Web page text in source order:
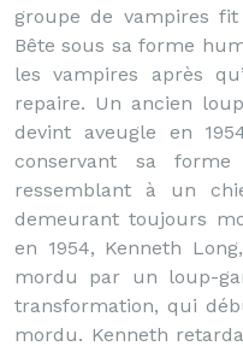
groupe de vampires fit
Bête sous sa forme
les vampires après
repaire. Un ancien
devint aveugle en
conservant sa
ressemblant à un
demeurant toujours
en 1954, Kenneth
mordu par un loup-
transformation, qui
mordu. Kenneth